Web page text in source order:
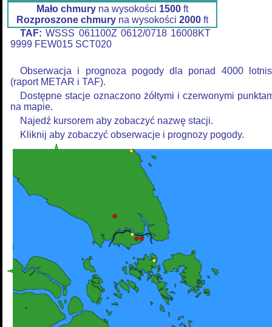
Mało chmury na wysokości 1500 ft
Rozproszone chmury na wysokości 2000 ft
TAF: WSSS 061100Z 0612/0718 16008KT
9999 FEW015 SCT020
Obserwacja i prognoza pogody dla ponad 4000
(raport METAR i TAF).
Dostępne stacje oznaczono żółtymi i czerwonymi
na mapie.
Najedź kursorem aby zobaczyć nazwę stacji.
Kliknij aby zobaczyć obserwacje i prognozy pogody.